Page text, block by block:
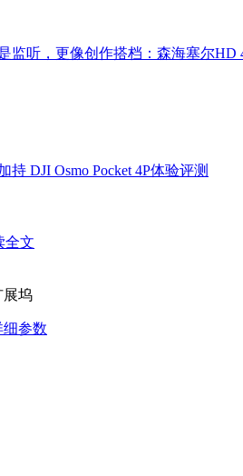
监听，更像创作搭档：森海塞尔HD
持 DJI Osmo Pocket 4P体验评测
全文
展坞
细参数